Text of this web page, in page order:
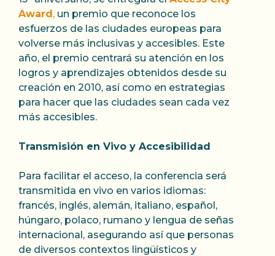
Award, un premio que reconoce los
esfuerzos de las ciudades europeas para
volverse más inclusivas y accesibles. Este
año, el premio centrará su atención en los
logros y aprendizajes obtenidos desde su
creación en 2010, así como en estrategias
para hacer que las ciudades sean cada vez
más accesibles.
Transmisión en Vivo y Accesibilidad
Para facilitar el acceso, la conferencia será
transmitida en vivo en varios idiomas:
francés, inglés, alemán, italiano, español,
húngaro, polaco, rumano y lengua de señas
internacional, asegurando así que personas
de diversos contextos lingüísticos y